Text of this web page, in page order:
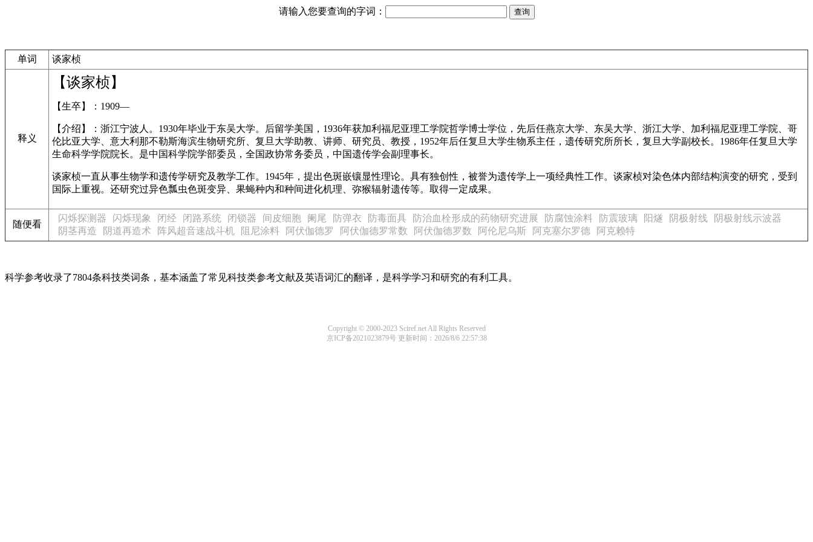
请输入您要查询的字词：
单词 谈家桢
释义
【谈家桢】
【生卒】：1909—
【介绍】：浙江宁波人。1930年毕业于东吴大学。后留学美国，1936年获加利福尼亚理工学院哲学博士学位，先后任燕京大学、东吴大学、浙江大学、加利福尼亚理工学院、哥
伦比亚大学、意大利那不勒斯海滨生物研究所、复旦大学助教、讲师、研究员、教授，1952年后任复旦大学生物系主任，遗传研究所所长，复旦大学副校长。1986年任复旦大学
生命科学学院院长。是中国科学院学部委员，全国政协常务委员，中国遗传学会副理事长。
谈家桢一直从事生物学和遗传学研究及教学工作。1945年，提出色斑嵌镶显性理论。具有独创性，被誉为遗传学上一项经典性工作。谈家桢对染色体内部结构演变的研究，受到
国际上重视。还研究过异色瓢虫色斑变异、果蝇种内和种间进化机理、弥猴辐射遗传等。取得一定成果。
随便看
闪烁探测器 闪烁现象 闭经 闭路系统 闭锁器 间皮细胞 阑尾 防弹衣 防毒面具 防治血栓形成的药物研究进展 防腐蚀涂料 防震玻璃 阳燧 阴极射线
阴极射线示波器
阴茎再造
阴道再造术 阵风超音速战斗机 阻尼涂料 阿伏伽德罗 阿伏伽德罗常数 阿伏伽德罗数 阿伦尼乌斯 阿克塞尔罗德 阿克赖特
科学参考收录了7804条科技类词条，基本涵盖了常见科技类参考文献及英语词汇的翻译，是科学学习和研究的有利工具。
Copyright © 2000-2023 Sciref.net All Rights Reserved
京ICP备2021023879号更新时间：2026/8/6 22:57:38